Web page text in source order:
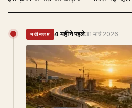
नवीनतम 4 महीने पहले31 मार्च 2026